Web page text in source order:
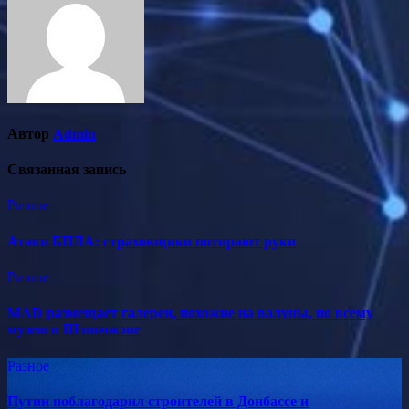
Автор Admin
Связанная запись
Разное
Атаки БПЛА: страховщики потирают руки
Разное
MAD размещает галереи, похожие на валуны, по всему
музею в Шэньчжэне
Разное
Путин поблагодарил строителей в Донбассе и